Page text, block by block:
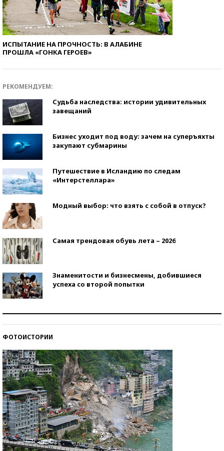
ИСПЫТАНИЕ НА ПРОЧНОСТЬ: В АЛАБИНЕ
ПРОШЛА «ГОНКА ГЕРОЕВ»
РЕКОМЕНДУЕМ:
Судьба наследства: истории удивительных
завещаний
Бизнес уходит под воду: зачем на суперъяхты
закупают субмарины
Путешествие в Исландию по следам
«Интерстеллара»
Модный выбор: что взять с собой в отпуск?
Самая трендовая обувь лета – 2026
Знаменитости и бизнесмены, добившиеся
успеха со второй попытки
ФОТОИСТОРИИ